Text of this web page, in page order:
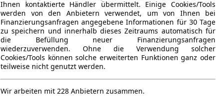
Ihnen kontaktierte Händler übermittelt. Einige Cookies/Tools
werden von den Anbietern verwendet, um von Ihnen bei
Finanzierungsanfragen angegebene Informationen für 30 Tage
zu speichern und innerhalb dieses Zeitraums automatisch für
die Befüllung neuer Finanzierungsanfragen
wiederzuverwenden. Ohne die Verwendung solcher
Cookies/Tools können solche erweiterten Funktionen ganz oder
teilweise nicht genutzt werden.
Wir arbeiten mit 228 Anbietern zusammen.